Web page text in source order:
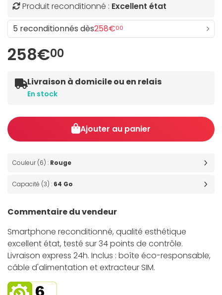
Produit reconditionné : Excellent état
5 reconditionnés dès258€00
258€00
Livraison à domicile ou en relais
En stock
Ajouter au panier
Couleur (6) : Rouge
Capacité (3) : 64 Go
Commentaire du vendeur
Smartphone reconditionné, qualité esthétique
excellent état, testé sur 34 points de contrôle.
Livraison express 24h. Inclus : boîte éco-responsable,
câble d'alimentation et extracteur SIM.